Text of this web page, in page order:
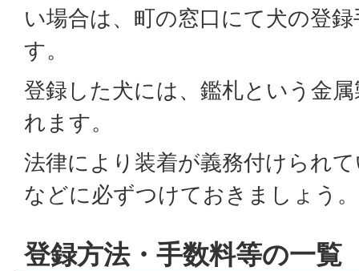
い場合は、町の窓口にて犬の登
す。
登録した犬には、鑑札という金
れます。
法律により装着が義務付けられ
などに必ずつけておきましょう。
登録方法・手数料等の一覧